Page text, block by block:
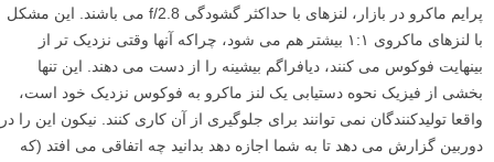
پرایم ماکرو در بازار، لنزهای با حداکثر گشودگی f/2.8 می باشند. این مشکل
با لنزهای ماکروی ۱:۱ بیشتر هم می شود، چراکه آنها وقتی نزدیک تر از
بینهایت فوکوس می کنند، دیافراگم بیشینه را از دست می دهند. این تنها
بخشی از فیزیک نحوه دستیابی یک لنز ماکرو به فوکوس نزدیک خود است،
واقعا تولیدکنندگان نمی توانند برای جلوگیری از آن کاری کنند. نیکون این را در
دوربین گزارش می دهد تا به شما اجازه دهد بدانید چه اتفاقی می افتد (که